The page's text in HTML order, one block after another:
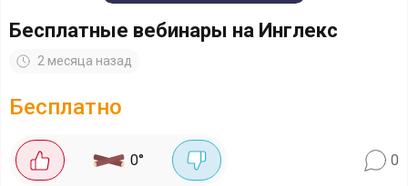
Бесплатные вебинары на Инглекс
2 месяца назад
Бесплатно
0° 0